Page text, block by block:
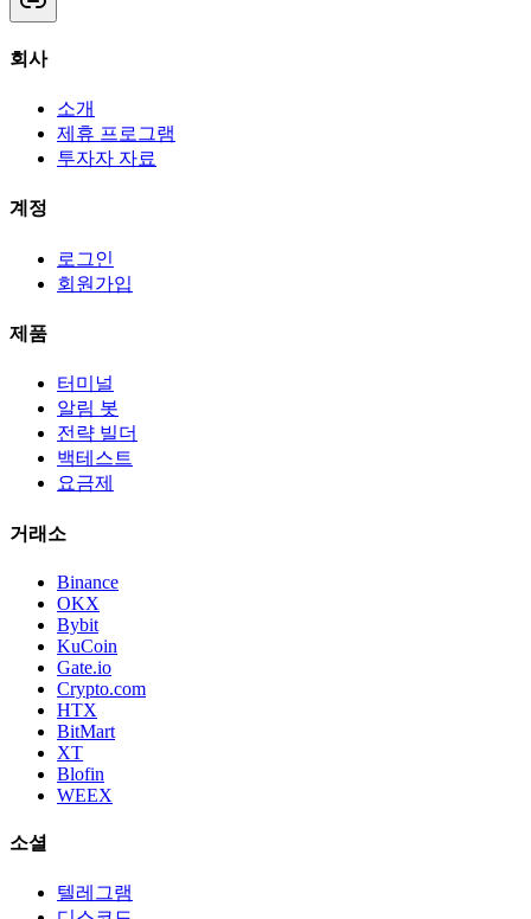
회사
소개
제휴 프로그램
투자자 자료
계정
로그인
회원가입
제품
터미널
알림 봇
전략 빌더
백테스트
요금제
거래소
Binance
OKX
Bybit
KuCoin
Gate.io
Crypto.com
HTX
BitMart
XT
Blofin
WEEX
소셜
텔레그램